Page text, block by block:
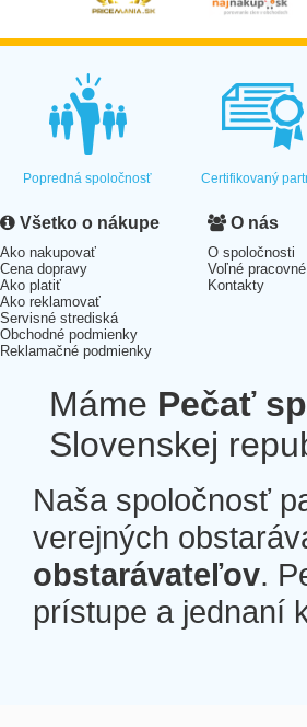
Popredná spoločnosť Certifikovaný
Všetko o nákupe
Ako nakupovať
Cena dopravy
Ako platiť
Ako reklamovať
Servisné strediská
Obchodné podmienky
Reklamačné podmienky
O nás
O spoločnosti
Voľné
Kontakty
Máme Pečať
Slovenskej
Naša spoločnosť
verejných
obstarávateľov.
prístupe a jednaní